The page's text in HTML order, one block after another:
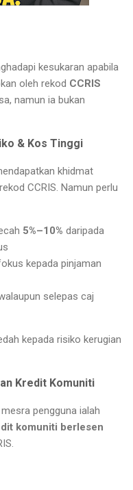
kesukaran apabila
oleh rekod CCRIS
namun ia bukan
& Kos Tinggi
khidmat
CCRIS. Namun perlu
5%–10% daripada
kepada pinjaman
selepas caj
kepada risiko kerugian
Kredit Komuniti
pengguna ialah
komuniti berlesen